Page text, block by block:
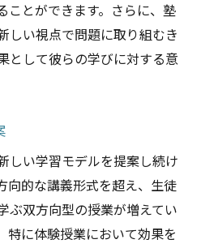
ことができます。さらに、塾
しい視点で問題に取り組むき
として彼らの学びに対する意
しい学習モデルを提案し続け
向的な講義形式を超え、生徒
ぶ双方向型の授業が増えてい
特に体験授業において効果を